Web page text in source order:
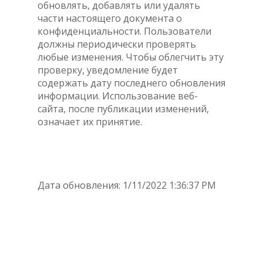
обновлять, добавлять или удалять
части настоящего документа о
конфиденциальности. Пользователи
должны периодически проверять
любые изменения. Чтобы облегчить эту
проверку, уведомление будет
содержать дату последнего обновления
информации. Использование веб-
сайта, после публикации изменений,
означает их принятие.
Дата обновления: 1/11/2022 1:36:37 PM